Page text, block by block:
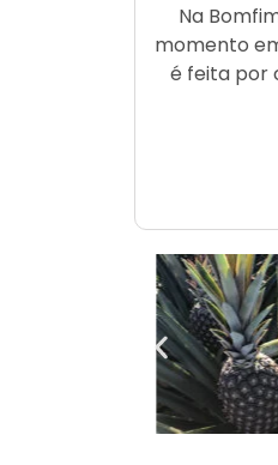
Na
momento
é feita por